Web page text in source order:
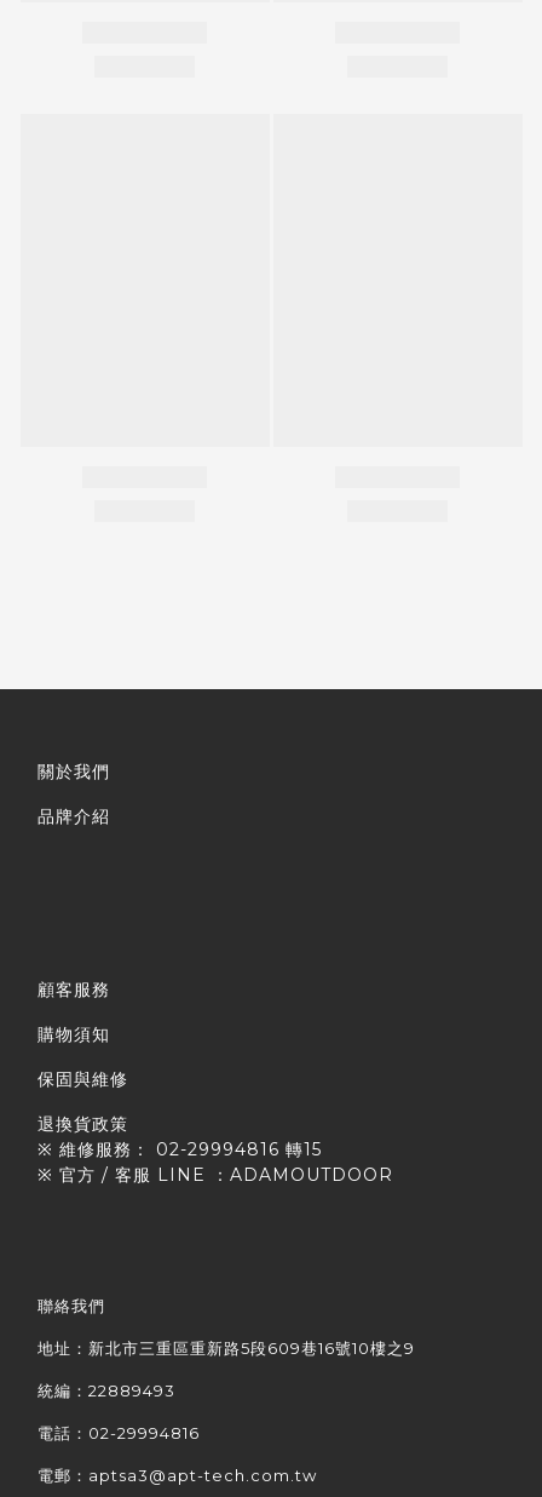
關於我們
品牌介紹
顧客服務
購物須知
保固與維修
退換貨政策
※ 維修服務： 02-29994816 轉15
※ 官方 / 客服 LINE ：ADAMOUTDOOR
聯絡我們
地址：新北市三重區重新路5段609巷16號10樓之9
統編：22889493
電話：02-29994816
電郵：aptsa3@apt-tech.com.tw